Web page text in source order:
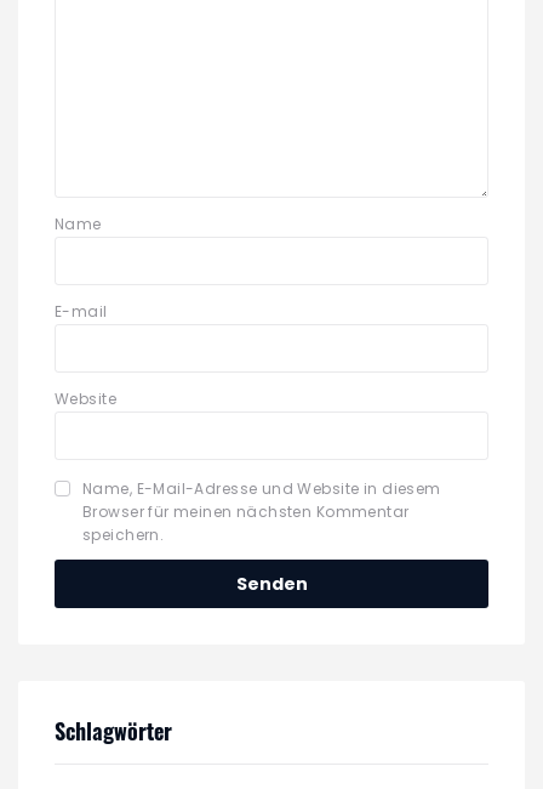
Name
E-mail
Website
Name, E-Mail-Adresse und Website in diesem
Browser für meinen nächsten Kommentar
speichern.
Schlagwörter